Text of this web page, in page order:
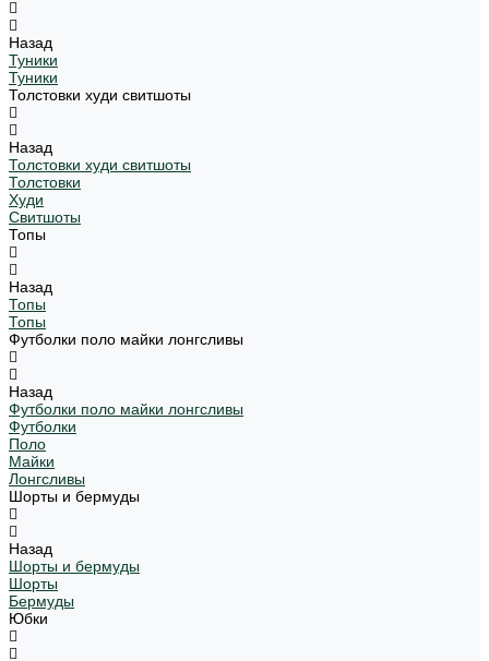
Назад
Туники
Туники
Толстовки худи свитшоты
Назад
Толстовки худи свитшоты
Толстовки
Худи
Свитшоты
Топы
Назад
Топы
Топы
Футболки поло майки лонгсливы
Назад
Футболки поло майки лонгсливы
Футболки
Поло
Майки
Лонгсливы
Шорты и бермуды
Назад
Шорты и бермуды
Шорты
Бермуды
Юбки